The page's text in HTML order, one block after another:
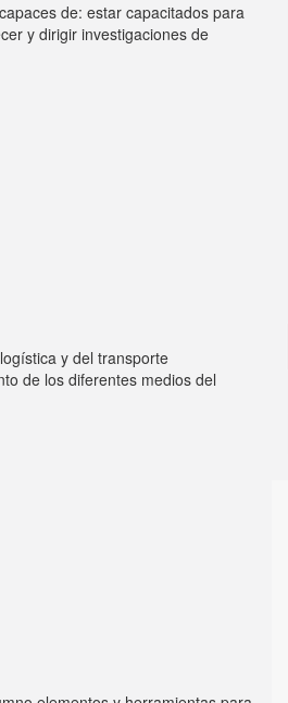
de: estar capacitados para
y dirigir investigaciones de
y del transporte
de los diferentes medios del